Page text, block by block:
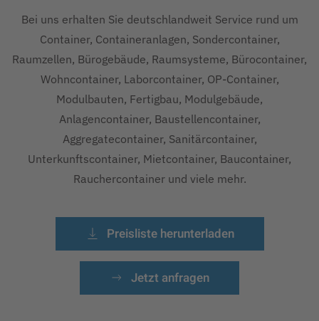
Bei uns erhalten Sie deutschlandweit Service rund um
Container, Containeranlagen, Sondercontainer,
Raumzellen, Bürogebäude, Raumsysteme, Bürocontainer,
Wohncontainer, Laborcontainer, OP-Container,
Modulbauten, Fertigbau, Modulgebäude,
Anlagencontainer, Baustellencontainer,
Aggregatecontainer, Sanitärcontainer,
Unterkunftscontainer, Mietcontainer, Baucontainer,
Rauchercontainer und viele mehr.
Preisliste herunterladen
Jetzt anfragen